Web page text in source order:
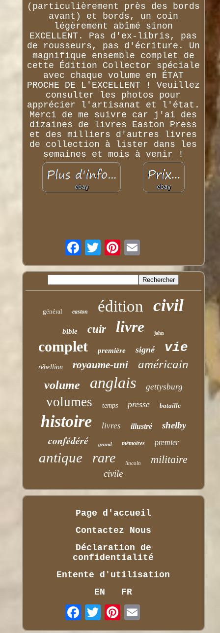
(particulièrement près des bords
avant) et bords, un coin
légèrement abîmé sinon
EXCELLENT. Pas d'ex-libris, pas
de rousseurs, pas d'écriture. Un
magnifique ensemble complet de
cette Édition Collector spéciale
avec chaque volume en ÉTAT
PROCHE DE L'EXCELLENT ! Veuillez
consulter les photos pour
apprécier l'artisanat et l'état.
Merci de me suivre car j'ai des
dizaines de livres Easton Press
et des milliers d'autres livres
de collection à lister dans les
semaines et mois à venir !
général easton édition civil
bible cuir livre john
complet première signé vie
rébellion royaume-uni américain
volume anglais gettysburg
volumes temps presse bataille
histoire livres illustré shelby
confédéré grand mémoires premier
antique rare lincoln militaire
civile
Page d'accueil
Contactez Nous
Déclaration de
confidentialité
Entente d'utilisation
EN
FR